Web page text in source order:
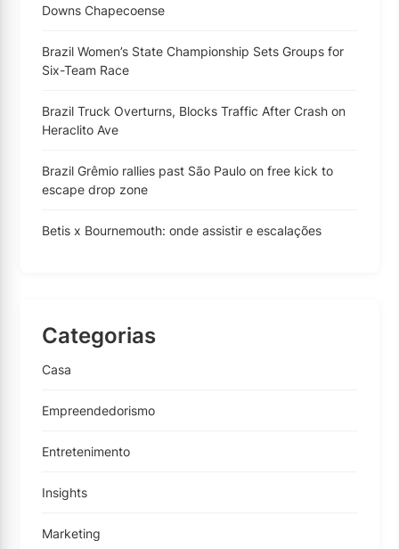
Downs Chapecoense
Brazil Women’s State Championship Sets Groups for
Six-Team Race
Brazil Truck Overturns, Blocks Traffic After Crash on
Heraclito Ave
Brazil Grêmio rallies past São Paulo on free kick to
escape drop zone
Betis x Bournemouth: onde assistir e escalações
Categorias
Casa
Empreendedorismo
Entretenimento
Insights
Marketing